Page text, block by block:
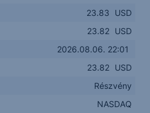
23.83
USD
23.82 USD
2026.08.06. 22:01
23.82 USD
Részvény
NASDAQ